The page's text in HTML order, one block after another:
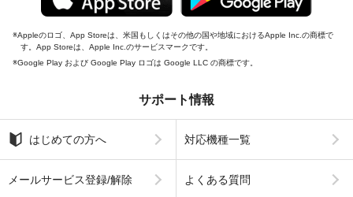
Appleのロゴ、App Storeは、米国もしくはその他の国や地域におけるApple Inc.の商標で
す。App Storeは、Apple Inc.のサービスマークです。
Google Play および Google Play ロゴは Google LLC の商標です。
サポート情報
はじめての方へ 対応機種一覧
メールサービス登録/解除 よくある質問